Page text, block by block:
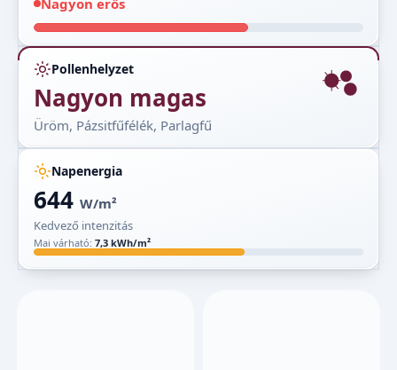
Pollenhelyzet
Nagyon magas
Üröm, Pázsitfűfélék, Parlagfű
Napenergia
644 W/m²
Kedvező intenzitás
Mai várható: 7,3 kWh/m²